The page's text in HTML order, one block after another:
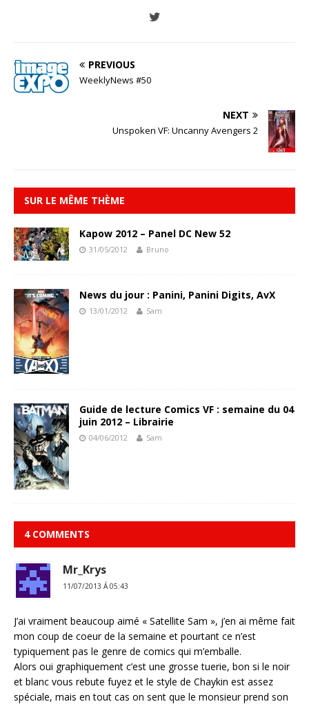
PREVIOUS
WeeklyNews #50
NEXT
Unspoken VF: Uncanny Avengers 2
SUR LE MÊME THÈME
Kapow 2012 – Panel DC New 52
31/05/2012 Bruno
News du jour : Panini, Panini Digits, AvX
13/01/2012 Sam
Guide de lecture Comics VF : semaine du 04
juin 2012 – Librairie
04/06/2012 Sam
4 COMMENTS
Mr_Krys
11/07/2013 Á 05:43
J’ai vraiment beaucoup aimé « Satellite Sam », j’en ai même fait
mon coup de coeur de la semaine et pourtant ce n’est
typiquement pas le genre de comics qui m’emballe.
Alors oui graphiquement c’est une grosse tuerie, bon si le noir
et blanc vous rebute fuyez et le style de Chaykin est assez
spéciale, mais en tout cas on sent que le monsieur prend son